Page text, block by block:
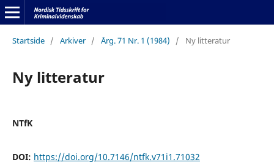
Startside / Arkiver / Årg. 71 Nr. 1 (1984) / Ny litteratur
Ny litteratur
NTfK
DOI: https://doi.org/10.7146/ntfk.v71i1.71032